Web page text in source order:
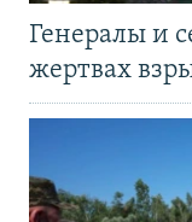
Генералы и
жертвах